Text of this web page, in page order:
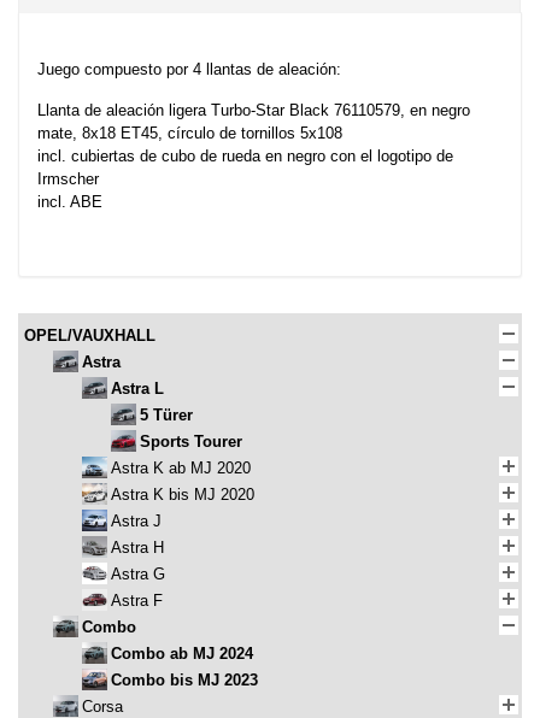
Juego compuesto por 4 llantas de aleación:
Llanta de aleación ligera Turbo-Star Black 76110579, en negro
mate, 8x18 ET45, círculo de tornillos 5x108
incl. cubiertas de cubo de rueda en negro con el logotipo de
Irmscher
incl. ABE
OPEL/VAUXHALL
Astra
Astra L
5 Türer
Sports Tourer
Astra K ab MJ 2020
Astra K bis MJ 2020
Astra J
Astra H
Astra G
Astra F
Combo
Combo ab MJ 2024
Combo bis MJ 2023
Corsa